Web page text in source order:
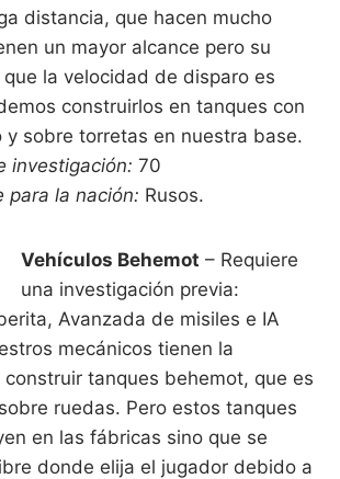
distancia, que hacen mucho
un mayor alcance pero su
la velocidad de disparo es
construirlos en tanques con
y sobre torretas en nuestra base.
investigación: 70
para la nación: Rusos.
Vehículos Behemot – Requiere
una investigación previa:
Avanzada de misiles e IA
mecánicos tienen la
tanques behemot, que es
ruedas. Pero estos tanques
en las fábricas sino que se
donde elija el jugador debido a